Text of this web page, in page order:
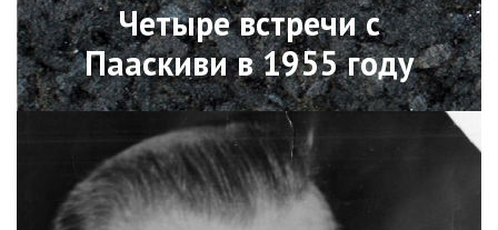
Четыре встречи с
Пааскиви в 1955 году